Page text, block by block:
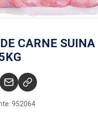
CARNE SUINA
952064